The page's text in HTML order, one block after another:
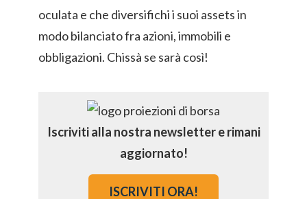
oculata e che diversifichi i suoi assets in
modo bilanciato fra azioni, immobili e
obbligazioni. Chissà se sarà così!
Iscriviti alla nostra newsletter e rimani
aggiornato!
ISCRIVITI ORA!